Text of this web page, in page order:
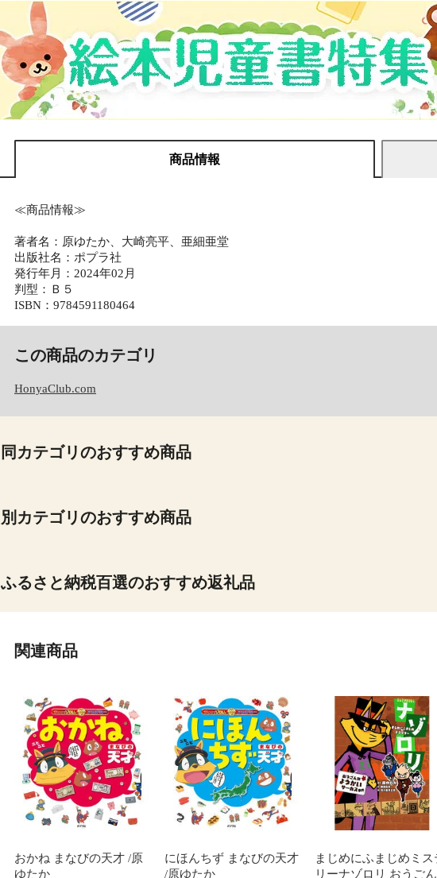
商品情報
≪商品情報≫
著者名：原ゆたか、大崎亮平、亜細亜堂
出版社名：ポプラ社
発行年月：2024年02月
判型：Ｂ５
ISBN：9784591180464
この商品のカテゴリ
HonyaClub.com
同カテゴリのおすすめ商品
別カテゴリのおすすめ商品
ふるさと納税百選のおすすめ返礼品
関連商品
おかね まなびの天才 /原
ゆたか
にほんちず まなびの天才
/原ゆたか
まじめにふまじめミス
リーナゾロリ おうご